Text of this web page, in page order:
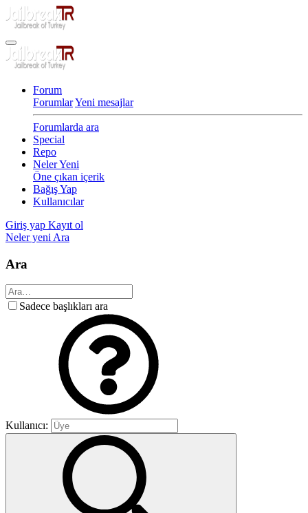
Forum
ForumlarYeni mesajlar
Forumlarda ara
Special
Repo
Neler Yeni
Öne çıkan içerik
Bağış Yap
Kullanıcılar
Giriş yap Kayıt ol
Neler yeni Ara
Ara
Sadece başlıkları ara
Kullanıcı: